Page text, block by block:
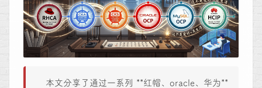
本文分享了通过一系列 **红帽、oracle、华为**